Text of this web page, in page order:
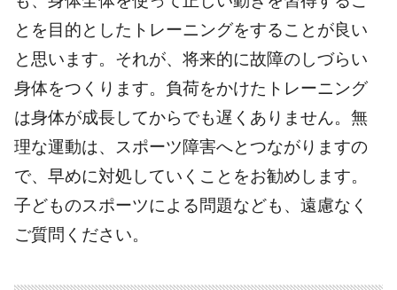
とを目的としたトレーニングをすることが良い
と思います。それが、将来的に故障のしづらい
身体をつくります。負荷をかけたトレーニング
は身体が成長してからでも遅くありません。無
理な運動は、スポーツ障害へとつながりますの
で、早めに対処していくことをお勧めします。
子どものスポーツによる問題なども、遠慮なく
ご質問ください。